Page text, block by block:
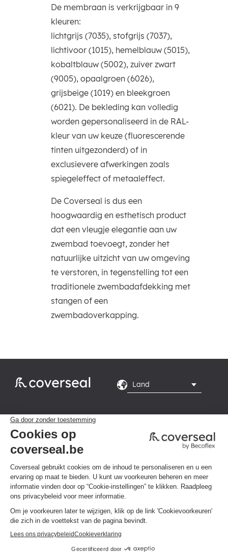
De membraan is verkrijgbaar in 9
kleuren:
lichtgrijs (7035), stofgrijs (7037),
lichtivoor (1015), hemelblauw (5015),
kobaltblauw (5002), zuiver zwart
(9005), opaalgroen (6026),
grijsbeige (1019) en bleekgroen
(6021). De bekleding kan volledig
worden gepersonaliseerd in de RAL-
kleur van uw keuze (fluorescerende
tinten uitgezonderd) of in
exclusievere afwerkingen zoals
spiegeleffect of metaaleffect.
De Coverseal is dus een
hoogwaardig en esthetisch product
dat een vleugje elegantie aan uw
zwembad toevoegt, zonder het
natuurlijke uitzicht van uw omgeving
te verstoren, in tegenstelling tot een
traditionele zwembadafdekking met
stangen of een
zwembadoverkapping.

Rte du Grand Peuplier
8, 7110 La Louvière

Maandag tot en met
vrijdag van 8.00 tot
16.00 uur
Privacybeleid Algemene voorwaarden
Klik hier om uw cookievoorkeuren te